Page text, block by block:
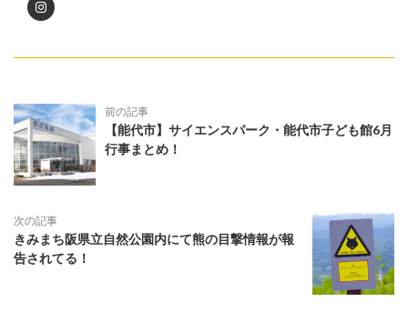
前の記事
【能代市】サイエンスパーク・能代市子ども館6月
行事まとめ！
次の記事
きみまち阪県立自然公園内にて熊の目撃情報が報
告されてる！